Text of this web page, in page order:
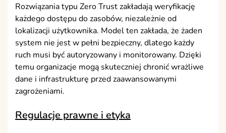
Rozwiązania typu Zero Trust zakładają weryfikację
każdego dostępu do zasobów, niezależnie od
lokalizacji użytkownika. Model ten zakłada, że żaden
system nie jest w pełni bezpieczny, dlatego każdy
ruch musi być autoryzowany i monitorowany. Dzięki
temu organizacje mogą skuteczniej chronić wrażliwe
dane i infrastrukturę przed zaawansowanymi
zagrożeniami.
Regulacje prawne i etyka